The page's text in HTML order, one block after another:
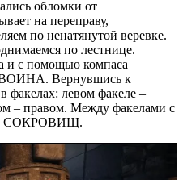
обломки от
на переправу,
по ненатянутой веревке.
по лестнице.
и с помощью компаса
Вернувшись к
факелах: левом факеле –
– правом. Между факелами с
СОКРОВИЩ.